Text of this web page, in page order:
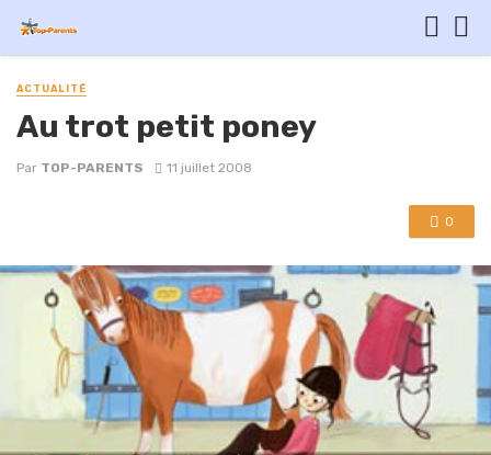
ACTUALITÉ
Au trot petit poney
Par TOP-PARENTS 11 juillet 2008
0